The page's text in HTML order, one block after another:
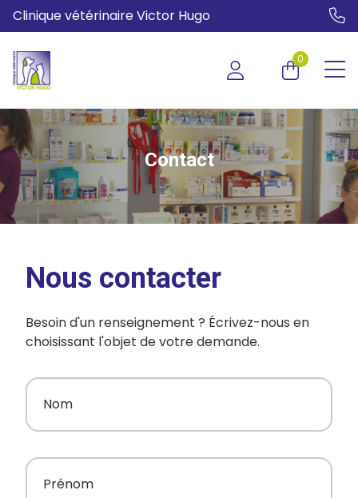
Clinique vétérinaire Victor Hugo
0
Contact
Nous contacter
Besoin d'un renseignement ? Écrivez-nous en
choisissant l'objet de votre demande.